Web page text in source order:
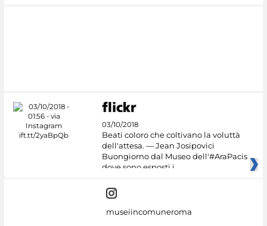
03/10/2018
Beati coloro che coltivano la voluttà
dell'attesa. — Jean Josipovici
Buongiorno dal Museo dell'#AraPacis
dove sono esposti i
museiincomuneroma